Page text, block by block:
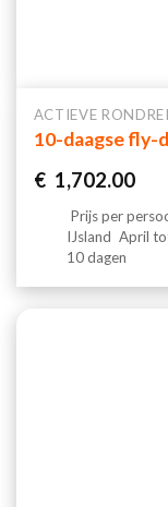
ACTIEVE
10-daagse fly-
€ 1,702.00
Prijs per
IJsland April
10 dagen